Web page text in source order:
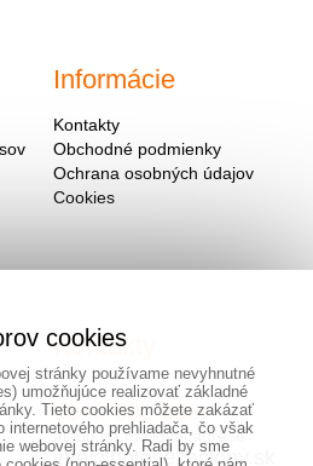
Informácie
Kontakty
Obchodné podmienky
Ochrana osobných údajov
Cookies
Kontakty
0940 091 999
alebo na mailovej adrese
info@hotovezaclony.sk
cookies
stránky používame nevyhnutné
umožňujúce realizovať základné
Tieto cookies môžete zakázať
internetového prehliadača, čo však
webovej stránky. Radi by sme